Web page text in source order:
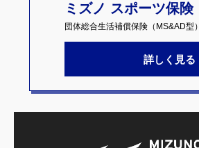
ミズノ スポーツ保険
団体総合生活補償保険（MS&AD型）
詳しく見る